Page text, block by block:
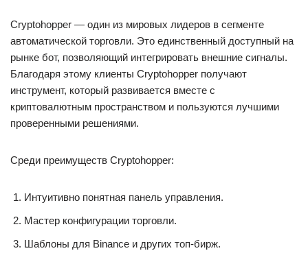
Cryptohopper — один из мировых лидеров в сегменте
автоматической торговли. Это единственный доступный на
рынке бот, позволяющий интегрировать внешние сигналы.
Благодаря этому клиенты Cryptohopper получают
инструмент, который развивается вместе с
криптовалютным пространством и пользуются лучшими
проверенными решениями.
Среди преимуществ Cryptohopper:
Интуитивно понятная панель управления.
Мастер конфигурации торговли.
Шаблоны для Binance и других топ-бирж.